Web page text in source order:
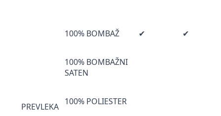
PREVLEKA
100% BOMBAŽ ✔ ✔
100% BOMBAŽNI
SATEN
100% POLIESTER